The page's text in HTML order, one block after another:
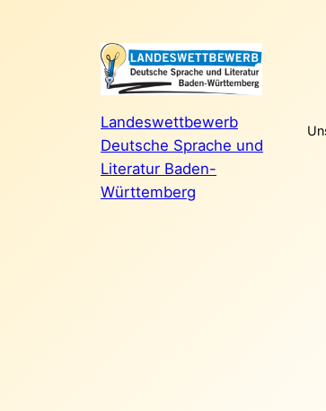
Landeswettbewerb
Deutsche Sprache und
Literatur Baden-
Württemberg